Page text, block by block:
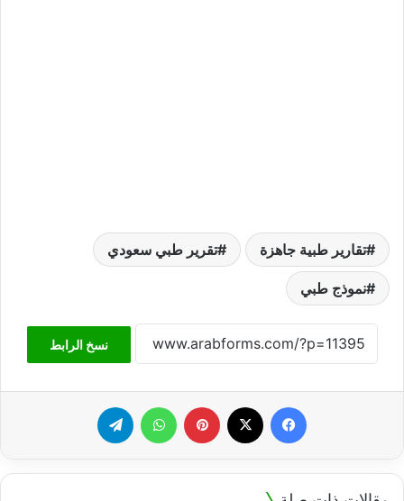
تقارير طبية جاهزة تقرير طبي سعودي
نموذج طبي
نسخ الرابط
فيسبوك بينتيريست واتساب